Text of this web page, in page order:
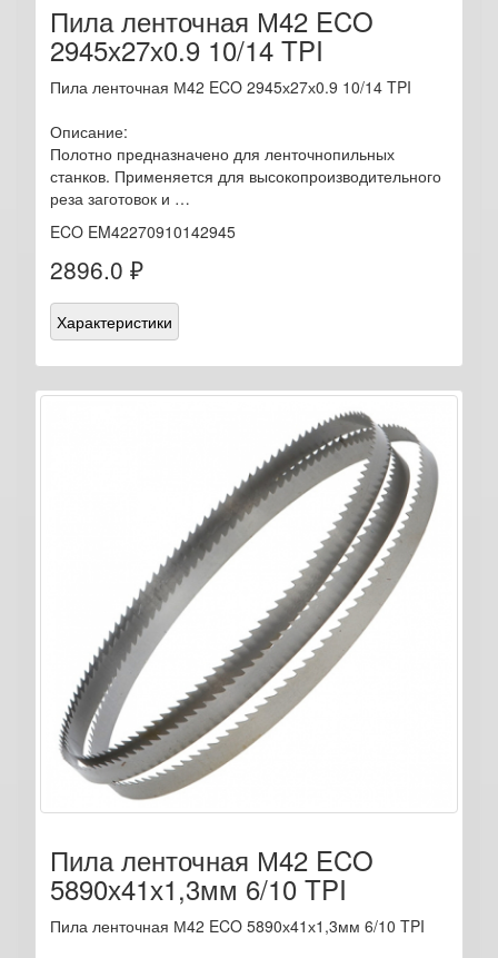
Пила ленточная М42 ECO
2945х27х0.9 10/14 TPI
Пила ленточная М42 ECO 2945х27х0.9 10/14 TPI
Описание:
Полотно предназначено для ленточнопильных
станков. Применяется для высокопроизводительного
реза заготовок и …
ECO EM42270910142945
2896.0 ₽
Характеристики
Пила ленточная М42 ECO
5890х41х1,3мм 6/10 TPI
Пила ленточная М42 ECO 5890х41х1,3мм 6/10 TPI